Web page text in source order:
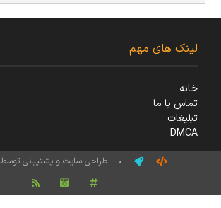
لینک های مهم
خانه
تماس با ما
تبلیغات
DMCA
• طراحی سایت و پشتیبانی توسط